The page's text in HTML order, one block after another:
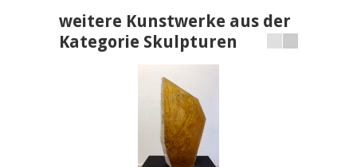
weitere Kunstwerke aus der
Kategorie Skulpturen